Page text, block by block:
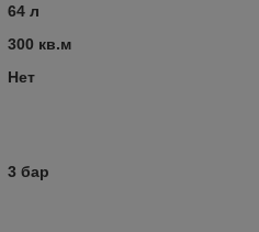
64 л
300 кв.м
Нет
3 бар